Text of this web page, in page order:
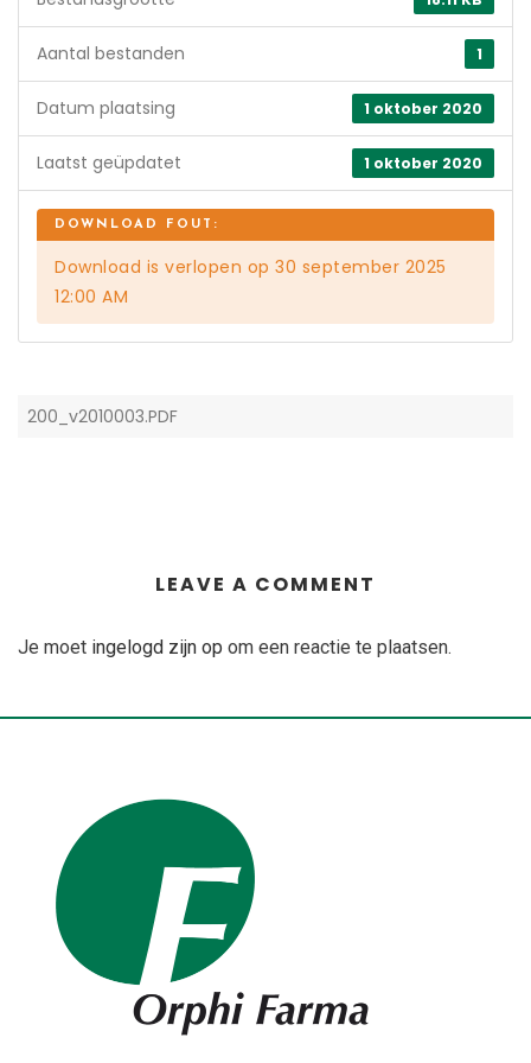
1
Aantal bestanden
1 oktober 2020
Datum plaatsing
1 oktober 2020
Laatst geüpdatet
Download is verlopen op 30 september 2025
12:00 AM
200_v2010003.PDF
LEAVE A COMMENT
Je moet ingelogd zijn op om een reactie te plaatsen.